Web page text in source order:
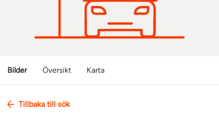
Bilder Översikt Karta
Tillbaka till sök